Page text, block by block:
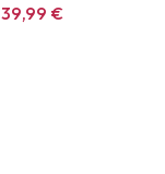
39,99€